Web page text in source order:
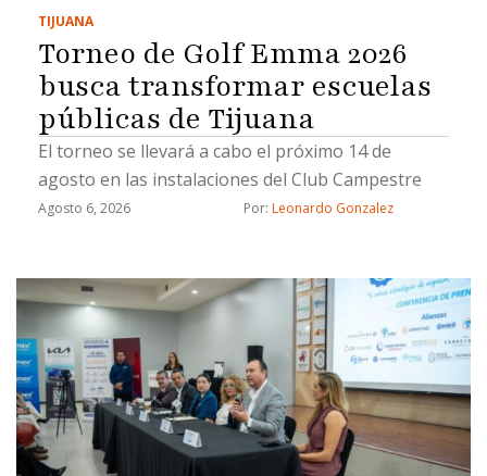
TIJUANA
Torneo de Golf Emma 2026
busca transformar escuelas
públicas de Tijuana
El torneo se llevará a cabo el próximo 14 de
agosto en las instalaciones del Club Campestre
Agosto 6, 2026 Por: Leonardo Gonzalez